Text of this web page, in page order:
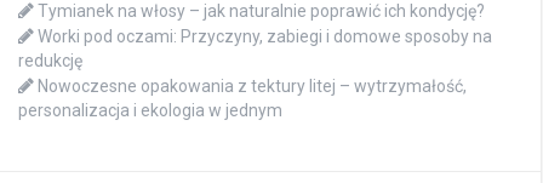
Tymianek na włosy – jak naturalnie poprawić ich kondycję?
Worki pod oczami: Przyczyny, zabiegi i domowe sposoby na
redukcję
Nowoczesne opakowania z tektury litej – wytrzymałość,
personalizacja i ekologia w jednym